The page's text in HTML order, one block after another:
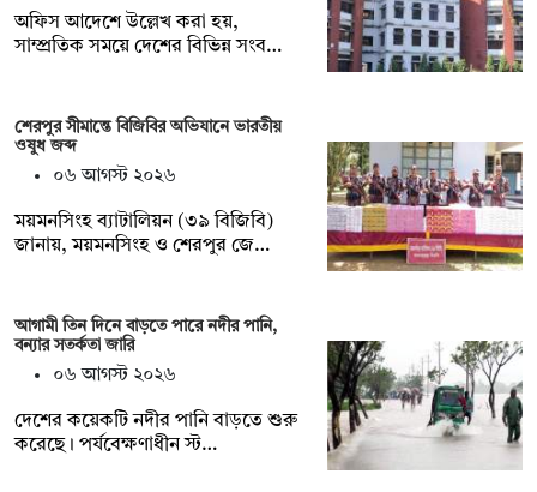
অফিস আদেশে উল্লেখ করা হয়,
সাম্প্রতিক সময়ে দেশের বিভিন্ন সংব…
শেরপুর সীমান্তে বিজিবির অভিযানে ভারতীয়
ওষুধ জব্দ
০৬ আগস্ট ২০২৬
ময়মনসিংহ ব্যাটালিয়ন (৩৯ বিজিবি)
জানায়, ময়মনসিংহ ও শেরপুর জে…
আগামী তিন দিনে বাড়তে পারে নদীর পানি,
বন্যার সতর্কতা জারি
০৬ আগস্ট ২০২৬
দেশের কয়েকটি নদীর পানি বাড়তে শুরু
করেছে। পর্যবেক্ষণাধীন স্ট…